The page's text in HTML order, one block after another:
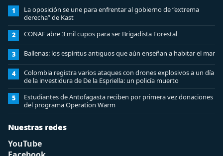
1
La oposición se une para enfrentar al gobierno de “extrema
derecha” de Kast
2 CONAF abre 3 mil cupos para ser Brigadista Forestal
3 Ballenas: los espíritus antiguos que aún enseñan a habitar el mar
4
Colombia registra varios ataques con drones explosivos a un día
de la investidura de De la Espriella: un policía muerto
5
Estudiantes de Antofagasta reciben por primera vez donaciones
del programa Operation Warm
Nuestras redes
YouTube